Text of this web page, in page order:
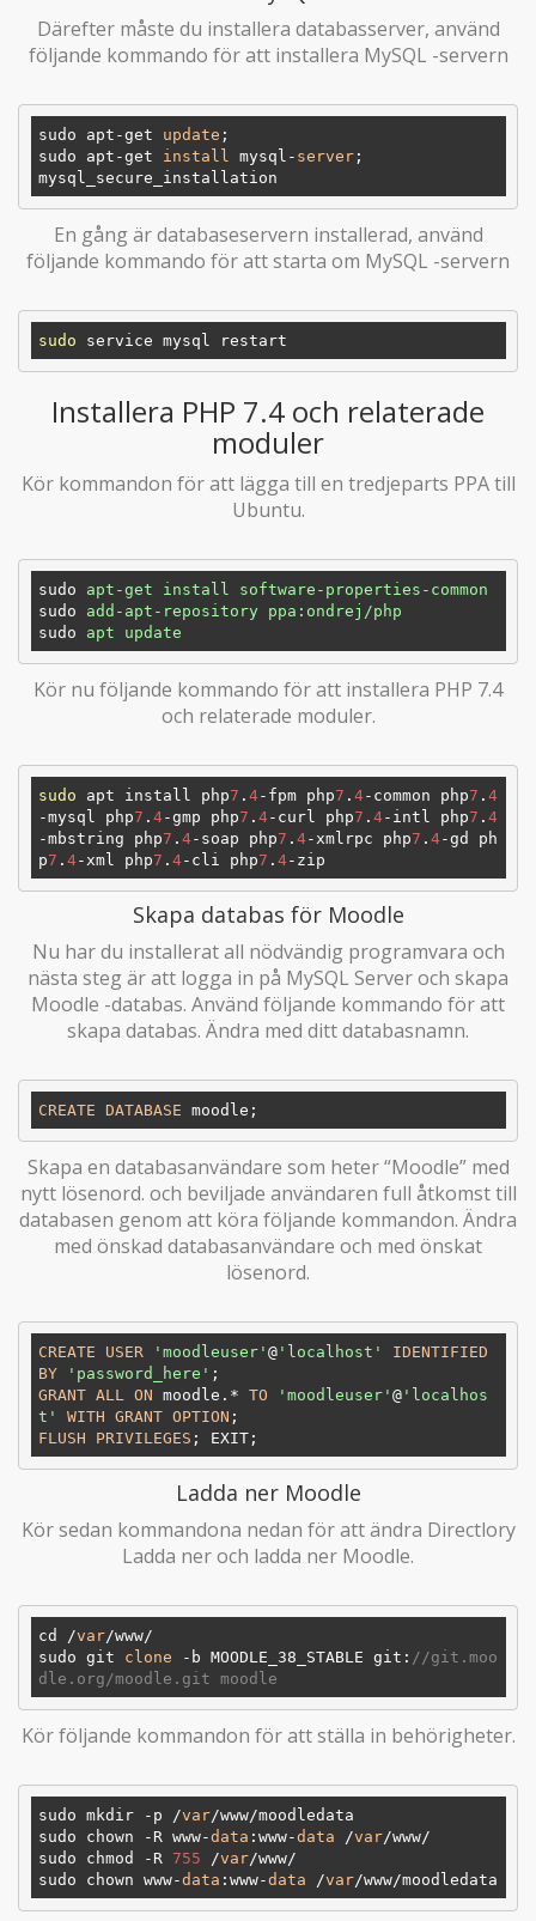
Därefter måste du installera databasserver, använd
följande kommando för att installera MySQL -servern
sudo apt-get update ;
sudo apt-get install mysql- server ;
En gång är databaseservern installerad, använd
följande kommando för att starta om MySQL -servern
sudo
Installera PHP 7.4 och relaterade
moduler
Kör kommandon för att lägga till en tredjeparts PPA till
Ubuntu.
sudo
apt-get install software-properties-common
sudo
add-apt-repository ppa:ondrej/php
sudo
apt update
Kör nu följande kommando för att installera PHP 7.4
och relaterade moduler.
sudo apt install php7 . 4-fpm php7 . 4-common php7 . 4
-mysql php7 . 4-gmp php7 . 4-curl php7 . 4-intl php7 . 4
-mbstring php7 . 4-soap php7 . 4-xmlrpc php7 . 4-gd ph
p7 . 4-xml php7 . 4-cli php7 . 4
Skapa databas för Moodle
Nu har du installerat all nödvändig programvara och
nästa steg är att logga in på MySQL Server och skapa
Moodle -databas. Använd följande kommando för att
skapa databas. Ändra med ditt databasnamn.
CREATE DATABASE
Skapa en databasanvändare som heter “Moodle” med
nytt lösenord. och beviljade användaren full åtkomst till
databasen genom att köra följande kommandon. Ändra
med önskad databasanvändare och med önskat
lösenord.
CREATE USER 'moodleuser' @ 'localhost'
IDENTIFIED
BY
'password_here'
GRANT ALL ON moodle.* TO 'moodleuser' @ 'localhos
t'
WITH GRANT OPTION
FLUSH
PRIVILEGES
Ladda ner Moodle
Kör sedan kommandona nedan för att ändra Directlory
Ladda ner och ladda ner Moodle.
cd /var/www/
sudo git clone -b MOODLE_38_STABLE git: //git.moo
dle.org/moodle.git moodle
Kör följande kommandon för att ställa in behörigheter.
sudo mkdir -p /var/www/moodledata
sudo chown -R www-data :www-data /var/www/
sudo chmod -R 755 /var/www/
sudo chown www-data :www-data /var